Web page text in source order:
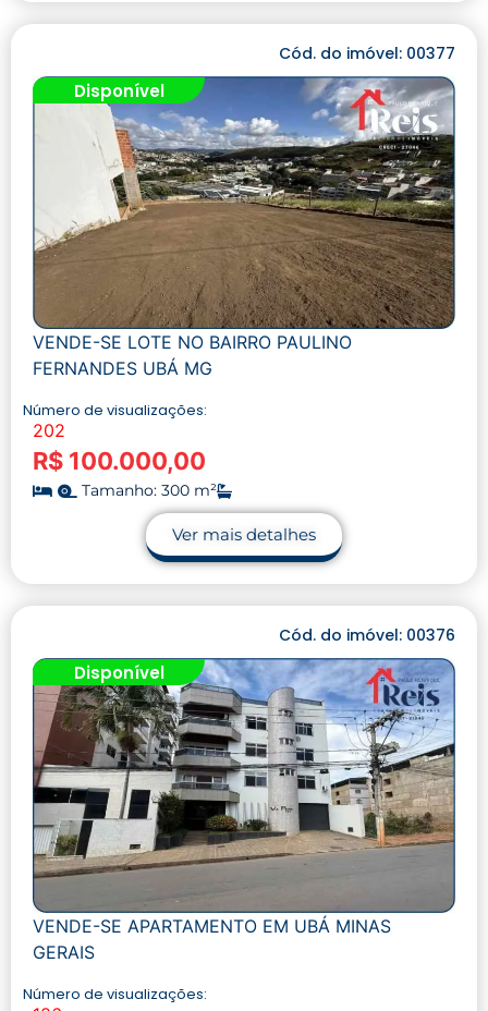
Cód. do imóvel: 00377
Disponível
VENDE-SE LOTE NO BAIRRO PAULINO
FERNANDES UBÁ MG
Número de visualizações:
202
R$ 100.000,00
Tamanho: 300 m²
Ver mais detalhes
Cód. do imóvel: 00376
Disponível
VENDE-SE APARTAMENTO EM UBÁ MINAS
GERAIS
Número de visualizações: